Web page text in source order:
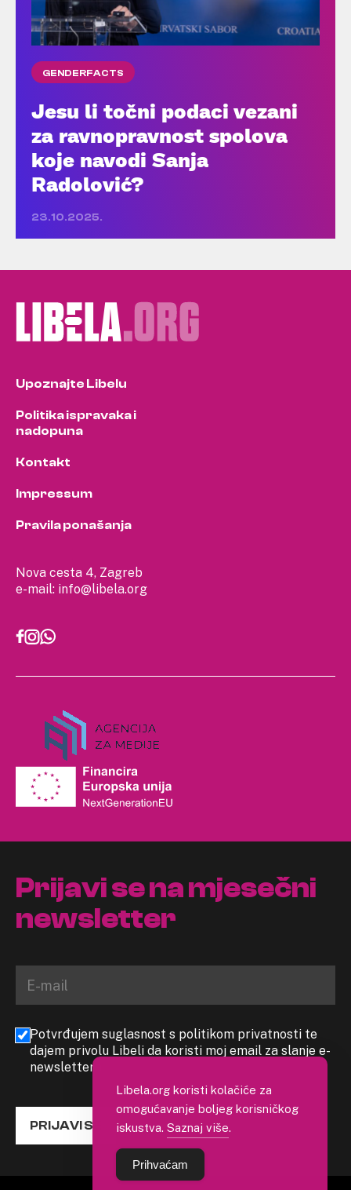
GENDERFACTS
Jesu li točni podaci vezani
za ravnopravnost spolova
koje navodi Sanja
Radolović?
23.10.2025.
Nova cesta 4, Zagreb
e-mail: info@libela.org
Upoznajte Libelu
Politika ispravaka i
nadopuna
Kontakt
Impressum
Pravila ponašanja
Prijavi se na mjesečni
newsletter
Potvrđujem suglasnost s politikom privatnosti te
dajem privolu Libeli da koristi moj email za slanje e-
newslettera
PRIJAVI SE
Libela.org koristi kolačiće za
omogućavanje boljeg korisničkog
iskustva. Saznaj više.
Prihvaćam